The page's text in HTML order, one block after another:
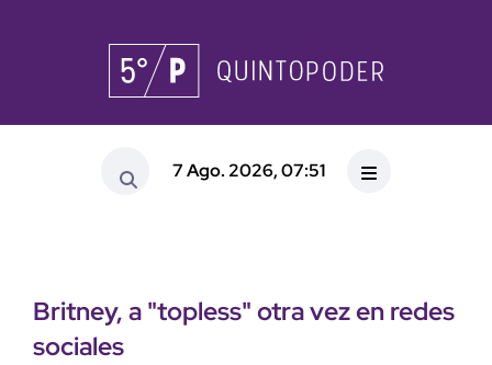
7 Ago. 2026, 07:51
Britney, a "topless" otra vez en redes
sociales